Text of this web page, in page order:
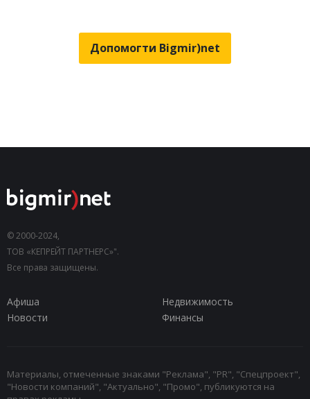
Допомогти Bigmir)net
© 2000-2024,
ТОВ «КЕПРЕЙТ ПАРТНЕРС»".
Все права защищены.
Афиша
Недвижимость
Новости
Финансы
Материалы, отмеченные знаками "Реклама", "PR", "Спецпроект",
"Новости компаний", "Актуально", "Промо", публикуются на